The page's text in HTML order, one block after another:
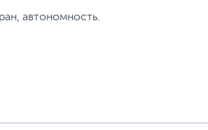
2.58 кг
автономность.